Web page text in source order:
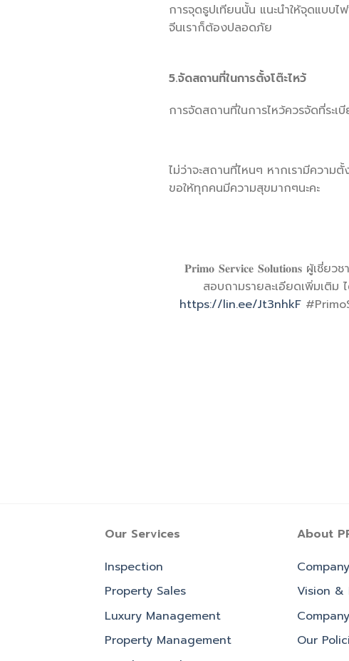
การจุดธูปเทียนนั้น แนะนำให้จุดแบบ
จีนเราก็ต้องปลอดภัย
5.จัดสถานที่ในการตั้งโต๊ะไหว้
การจัดสถานที่ในการไหว้ควรจัดที่ระ
ไม่ว่าจะสถานที่ไหนๆ หากเรามีความ
ขอให้ทุกคนมีความสุขมากๆนะคะ
𝐏𝐫𝐢𝐦𝐨 𝐒𝐞𝐫𝐯𝐢𝐜𝐞 𝐒𝐨𝐥𝐮𝐭𝐢𝐨𝐧𝐬 ผู้เ
สอบถามรายละเอียดเพิ่มเติ
https://lin.ee/Jt3nhkF
Our Services
Inspection
Property Sales
Luxury Management
Property Management
About
Vision &
Our